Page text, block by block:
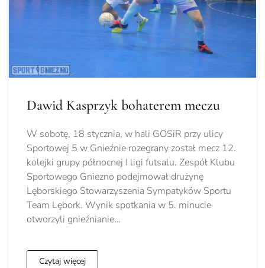
Dawid Kasprzyk bohaterem meczu
W sobotę, 18 stycznia, w hali GOSiR przy ulicy
Sportowej 5 w Gnieźnie rozegrany został mecz 12.
kolejki grupy północnej I ligi futsalu. Zespół Klubu
Sportowego Gniezno podejmował drużynę
Lęborskiego Stowarzyszenia Sympatyków Sportu
Team Lębork. Wynik spotkania w 5. minucie
otworzyli gnieźnianie…
Czytaj więcej